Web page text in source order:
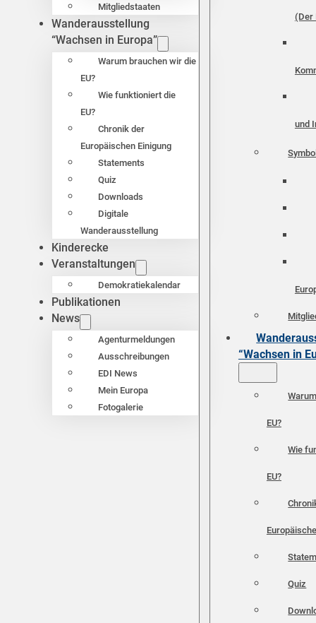
Mitgliedstaaten
Wanderausstellung
“Wachsen in Europa”
Warum brauchen wir die
EU?
Wie funktioniert die
EU?
Chronik der
Europäischen Einigung
Statements
Quiz
Downloads
Digitale
Wanderausstellung
Kinderecke
Veranstaltungen
Demokratiekalendar
Publikationen
News
Agenturmeldungen
Ausschreibungen
EDI News
Mein Europa
Fotogalerie
(Der
und
“Wachsen in
EU?
Wie
EU?
Quiz